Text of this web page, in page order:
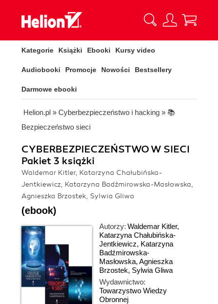
Kategorie Książki Ebooki Kursy video
Audiobooki Promocje Nowości Bestsellery
Darmowe ebooki
Helion.pl » Cyberbezpieczeństwo i hacking » 📚
Bezpieczeństwo sieci
CYBERBEZPIECZEŃSTWO W SIECI
Pakiet 3 książki
Waldemar Kitler, Katarzyna Chałubińska-
Jentkiewicz, Katarzyna Badźmirowska-Masłowska,
Agnieszka Brzostek, Sylwia Gliwa
(ebook)
Autorzy: Waldemar Kitler,
Katarzyna Chałubińska-
Jentkiewicz, Katarzyna
Badźmirowska-
Masłowska, Agnieszka
Brzostek, Sylwia Gliwa
Wydawnictwo:
Towarzystwo Wiedzy
Obronnej